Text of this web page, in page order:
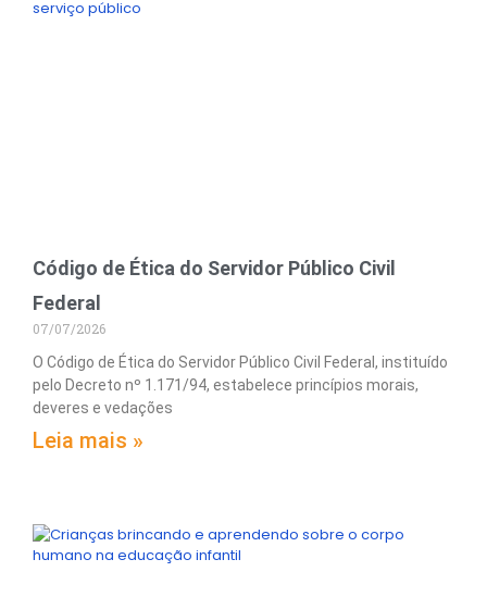
Código de Ética do Servidor Público Civil
Federal
07/07/2026
O Código de Ética do Servidor Público Civil Federal, instituído
pelo Decreto nº 1.171/94, estabelece princípios morais,
deveres e vedações
Leia mais »